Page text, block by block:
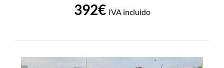
392€ IVA incluido